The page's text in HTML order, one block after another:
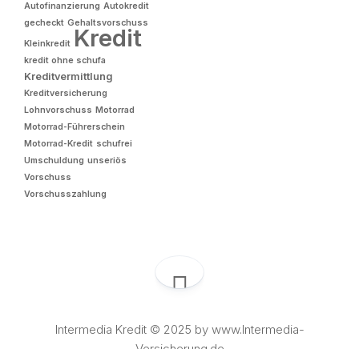
Autofinanzierung Autokredit
gecheckt Gehaltsvorschuss
Kleinkredit Kredit
kredit ohne schufa
Kreditvermittlung
Kreditversicherung
Lohnvorschuss Motorrad
Motorrad-Führerschein
Motorrad-Kredit schufrei
Umschuldung unseriös
Vorschuss
Vorschusszahlung
Intermedia Kredit © 2025 by www.Intermedia-